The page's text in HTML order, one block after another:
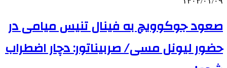
صعود جوکوویچ به فینال تنیس میامی در
حضور لیونل مسی/ صربیناتور: دچار اضطراب